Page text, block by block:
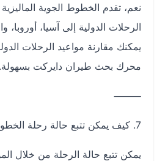
نعم، تقدم الخطوط الجوية الماليزية
الرحلات الدولية إلى آسيا، أوروبا،
يمكنك مقارنة مواعيد الرحلات الدولية
محرك بحث طيران دايركت بسهولة.
⸻
يمكن تتبع حالة الرحلة من خلال الموقع